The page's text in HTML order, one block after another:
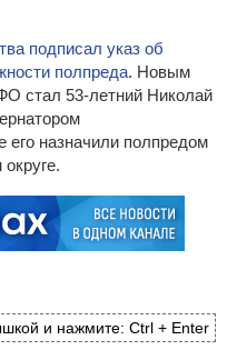
подписал указ об
полпреда. Новым
стал 53-летний Николай
его назначили полпредом
и нажмите: Ctrl + Enter